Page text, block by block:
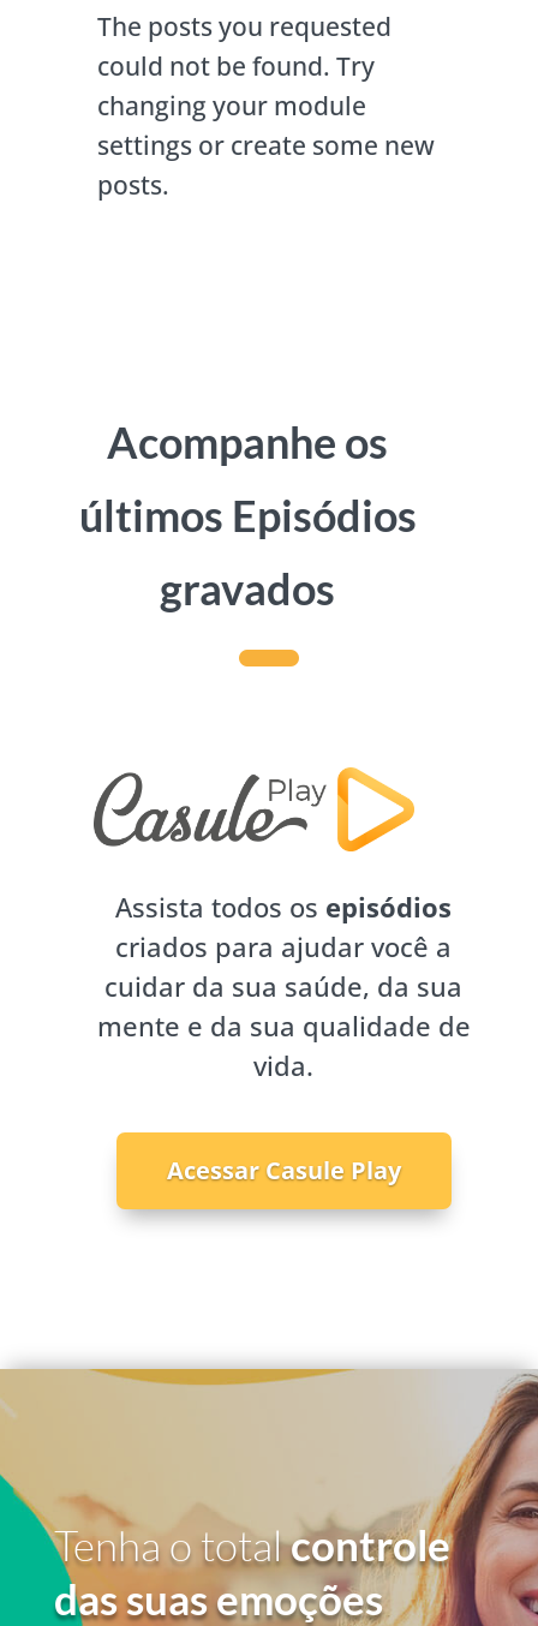
The posts you requested
could not be found. Try
changing your module
settings or create some new
posts.
Acompanhe os
últimos Episódios
gravados
Assista todos os episódios
criados para ajudar você a
cuidar da sua saúde, da sua
mente e da sua qualidade de
vida.
Acessar Casule Play
Tenha o totalcontrole
das suas emoções